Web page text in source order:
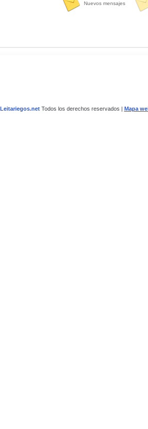
Nuevos mensajes
Leitariegos.netTodos los derechos reservados | Mapa